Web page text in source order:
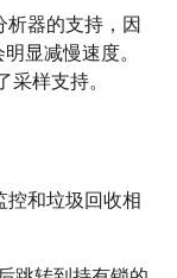
器的支持，因
显减慢速度。
样支持。
控和垃圾回收相